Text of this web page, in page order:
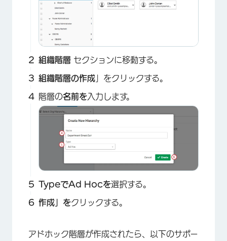
×
組織階層 セクションに移動する。
組織階層の作成 」をクリックする。
階層の名前を入力します。
TypeでAd Hocを選択する。
作成」をクリックする。
アドホック階層が作成されたら、以下のサポー